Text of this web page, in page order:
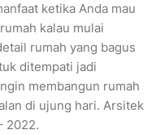
ketika Anda mau
kalau mulai
rumah yang bagus
ditempati jadi
membangun rumah
di ujung hari. Arsitek
2022.